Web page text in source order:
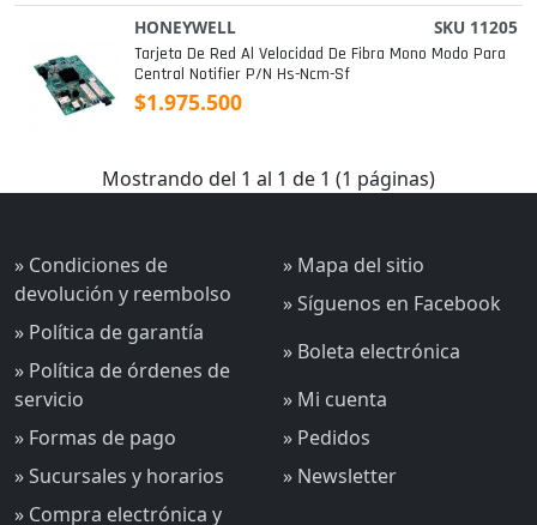
HONEYWELL SKU 11205
Tarjeta De Red Al Velocidad De Fibra Mono Modo Para
Central Notifier P/n Hs-Ncm-Sf
$1.975.500
Mostrando del 1 al 1 de 1 (1 páginas)
» Condiciones de
devolución y reembolso
» Política de garantía
» Política de órdenes de
servicio
» Formas de pago
» Sucursales y horarios
» Compra electrónica y
» Mapa del sitio
» Síguenos en Facebook
» Boleta electrónica
» Mi cuenta
» Pedidos
» Newsletter